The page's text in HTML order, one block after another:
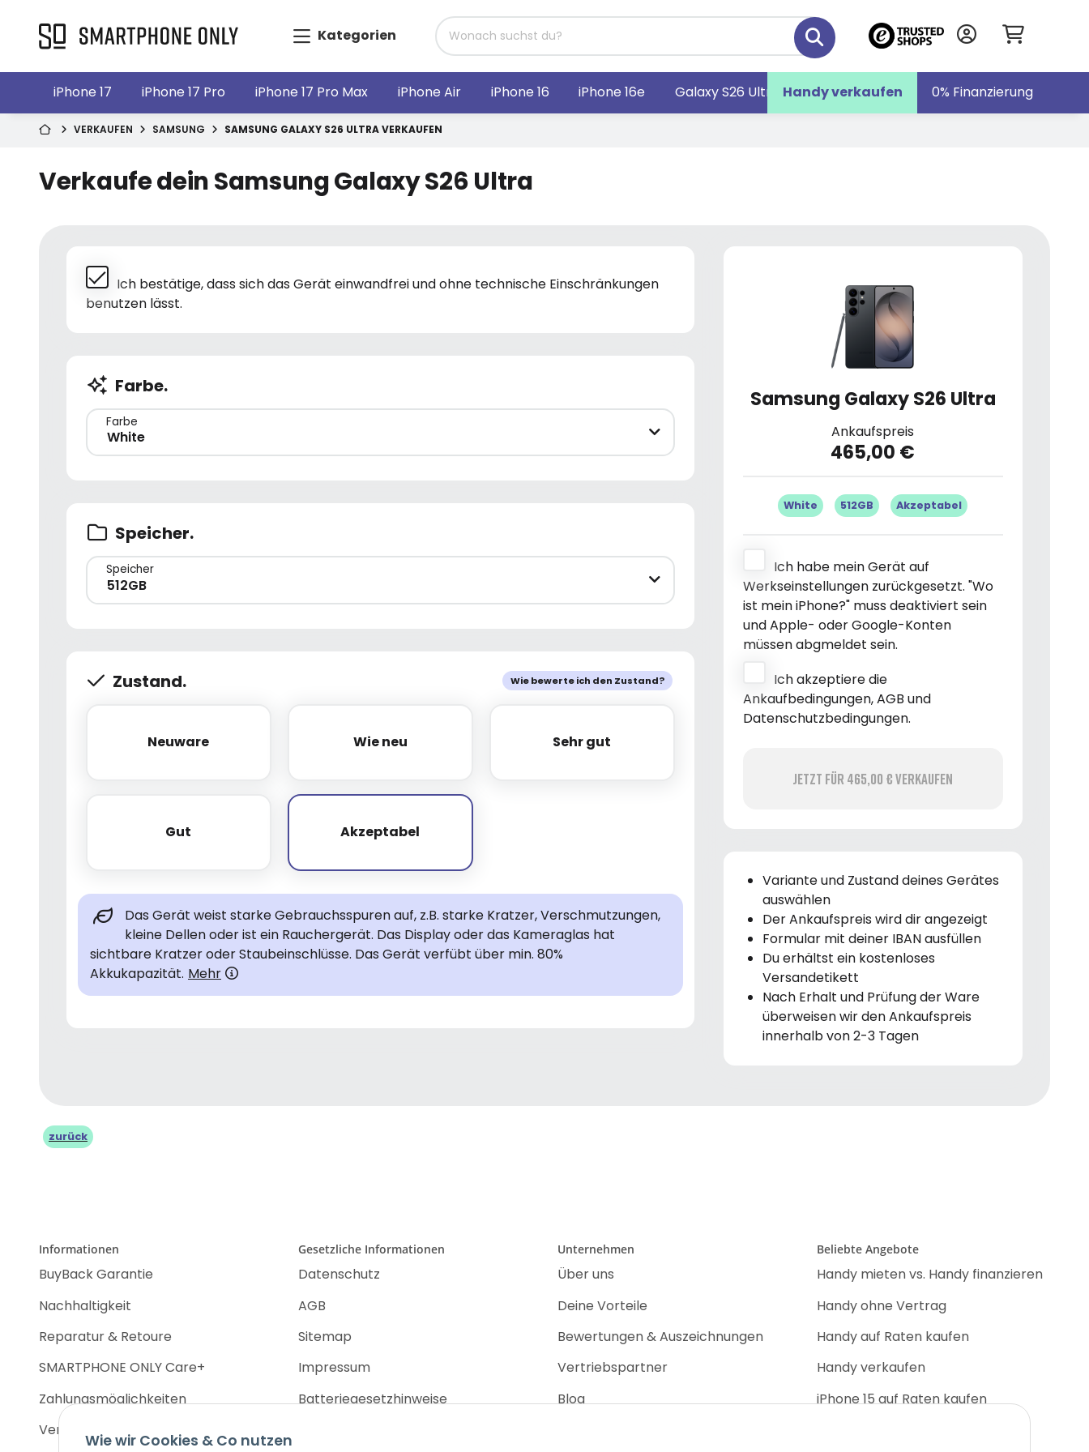
Kategorien
Handy verkaufen 0% Finanzierung
iPhone 17 iPhone 17 Pro iPhone 17 Pro Max iPhone Air iPhone 16 iPhone 16e Galaxy S26 Ultra Galaxy S26 Galaxy Z Fold7
VERKAUFEN SAMSUNG SAMSUNG GALAXY S26 ULTRA VERKAUFEN
Verkaufe dein Samsung Galaxy S26 Ultra
Ich bestätige, dass sich das Gerät einwandfrei und ohne technische Einschränkungen
benutzen lässt.
Farbe.
Farbe
White
Speicher.
Speicher
512GB
Wie bewerte ich den Zustand?
Zustand.
Neuware
Neuware Wie neu
Wie neu Sehr gut
Sehr gut
Gut
Gut Akzeptabel
Akzeptabel
Das Gerät weist starke Gebrauchsspuren auf, z.B. starke Kratzer, Verschmutzungen,
kleine Dellen oder ist ein Rauchergerät. Das Display oder das Kameraglas hat
sichtbare Kratzer oder Staubeinschlüsse. Das Gerät verfübt über min. 80%
Akkukapazität. Mehr
Samsung Galaxy S26 Ultra
Ankaufspreis
465,00 €
White 512GB Akzeptabel
Ich habe mein Gerät auf
Werkseinstellungen zurückgesetzt. "Wo
ist mein iPhone?" muss deaktiviert sein
und Apple- oder Google-Konten
müssen abgmeldet sein.
Ich akzeptiere die
Ankaufbedingungen, AGB und
Datenschutzbedingungen.
Jetzt für 465,00 € verkaufen
Variante und Zustand deines Gerätes
auswählen
Der Ankaufspreis wird dir angezeigt
Formular mit deiner IBAN ausfüllen
Du erhältst ein kostenloses
Versandetikett
Nach Erhalt und Prüfung der Ware
überweisen wir den Ankaufspreis
innerhalb von 2-3 Tagen
zurück
Informationen
BuyBack Garantie
Nachhaltigkeit
Reparatur & Retoure
SMARTPHONE ONLY Care+
Zahlungsmöglichkeiten
Versandinformationen
Gesetzliche Informationen
Datenschutz
AGB
Sitemap
Impressum
Batteriegesetzhinweise
Unternehmen
Über uns
Deine Vorteile
Bewertungen & Auszeichnungen
Vertriebspartner
Blog
Beliebte Angebote
Handy mieten vs. Handy finanzieren
Handy ohne Vertrag
Handy auf Raten kaufen
Handy verkaufen
iPhone 15 auf Raten kaufen
Wie wir Cookies & Co nutzen